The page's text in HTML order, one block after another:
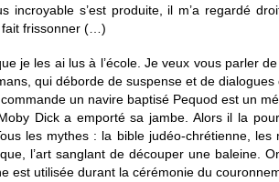
s’est produite, il m’a regardé
fait frissonner (…)
je les ai lus à l’école. Je veux vous parler
qui déborde de suspense et de
un navire baptisé Pequod est un
Dick a emporté sa jambe. Alors il la
les mythes : la bible judéo-chrétienne,
l’art sanglant de découper une baleine.
est utilisée durant la cérémonie du